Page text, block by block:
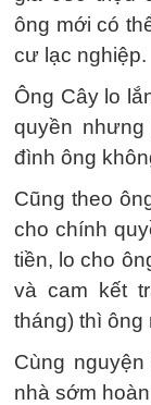
ông mới có
cư lạc nghiệp.
Ông Cây lo
quyền
đình ông
Cũng theo
cho chính
tiền, lo cho
và cam kết
tháng) thì ông
Cùng
nhà sớm